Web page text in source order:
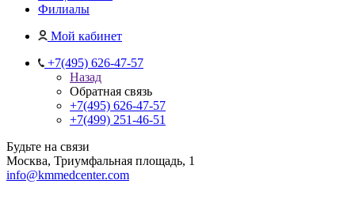
Филиалы
Мой кабинет
+7(495) 626-47-57
Назад
Обратная связь
+7(495) 626-47-57
+7(499) 251-46-51
Будьте на связи
Москва, Триумфальная площадь, 1
info@kmmedcenter.com